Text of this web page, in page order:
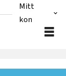
Mitt
konto